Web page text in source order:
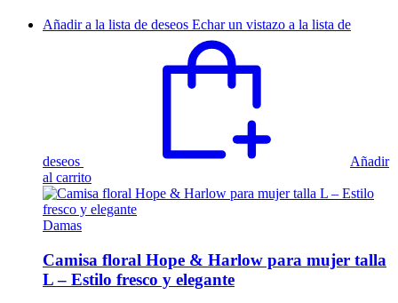
Añadir a la lista de deseos Echar un vistazo a la lista de
deseos
Añadir
al carrito
Damas
Camisa floral Hope & Harlow para mujer talla
L – Estilo fresco y elegante